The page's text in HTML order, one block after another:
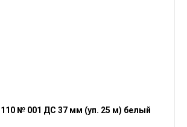
110 № 001 ДС 37 мм (уп. 25 м) белый